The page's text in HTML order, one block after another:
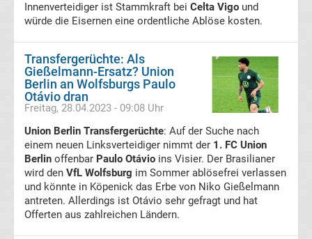
La
Liga
Tabelle
Transfergerüchte
Transfergerüchte
Deutschland
Transfergerüchte
Innenverteidiger ist Stammkraft bei Celta Vigo und
würde die Eisernen eine ordentliche Ablöse kosten.
Transfergerüchte: Als
Gießelmann-Ersatz? Union
Berlin an Wolfsburgs Paulo
Otávio dran
Freitag, 28.04.2023 - 09:08 Uhr
Union Berlin Transfergerüchte: Auf der Suche nach
einem neuen Linksverteidiger nimmt der 1. FC Union
Berlin offenbar Paulo Otávio ins Visier. Der Brasilianer
wird den VfL Wolfsburg im Sommer ablösefrei verlassen
und könnte in Köpenick das Erbe von Niko Gießelmann
antreten. Allerdings ist Otávio sehr gefragt und hat
Offerten aus zahlreichen Ländern.